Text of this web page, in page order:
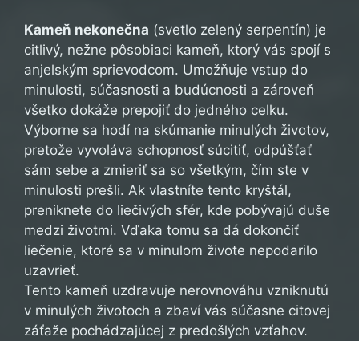
Kameň nekonečna (svetlo zelený serpentín) je
citlivý, nežne pôsobiaci kameň, ktorý vás spojí s
anjelským sprievodcom. Umožňuje vstup do
minulosti, súčasnosti a budúcnosti a zároveň
všetko dokáže prepojiť do jedného celku.
Výborne sa hodí na skúmanie minulých životov,
pretože vyvoláva schopnosť súcitiť, odpúšťať
sám sebe a zmieriť sa so všetkým, čím ste v
minulosti prešli. Ak vlastníte tento kryštál,
preniknete do liečivých sfér, kde pobývajú duše
medzi životmi. Vďaka tomu sa dá dokončiť
liečenie, ktoré sa v minulom živote nepodarilo
uzavrieť.
Tento kameň uzdravuje nerovnováhu vzniknutú
v minulých životoch a zbaví vás súčasne citovej
záťaže pochádzajúcej z predošlých vzťahov.